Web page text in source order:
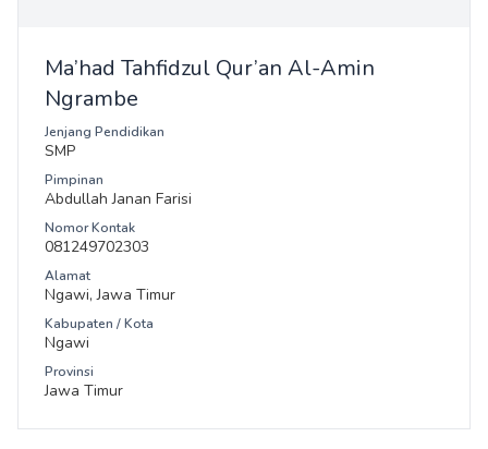
Ma’had Tahfidzul Qur’an Al-Amin
Ngrambe
Jenjang Pendidikan
SMP
Pimpinan
Abdullah Janan Farisi
Nomor Kontak
081249702303
Alamat
Ngawi, Jawa Timur
Kabupaten / Kota
Ngawi
Provinsi
Jawa Timur